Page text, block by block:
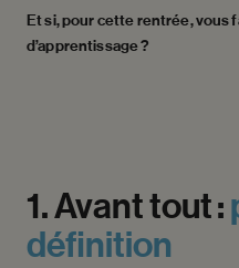
Et si, pour cette rentrée, vous
d’apprentissage ?
1.Avanttout:
définition